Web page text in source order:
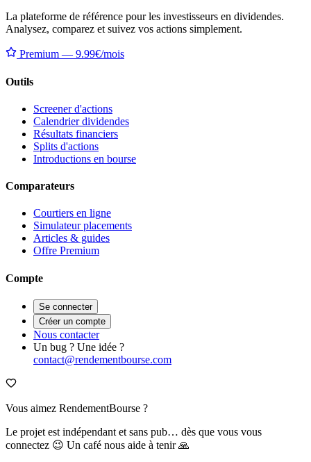
La plateforme de référence pour les investisseurs en dividendes.
Analysez, comparez et suivez vos actions simplement.
Premium — 9.99€/mois
Outils
Screener d'actions
Calendrier dividendes
Résultats financiers
Splits d'actions
Introductions en bourse
Comparateurs
Courtiers en ligne
Simulateur placements
Articles & guides
Offre Premium
Compte
Se connecter
Créer un compte
Nous contacter
Un bug ? Une idée ?
contact@rendementbourse.com
Vous aimez RendementBourse ?
Le projet est indépendant et sans pub… dès que vous vous
connectez 😉 Un café nous aide à tenir 🙏